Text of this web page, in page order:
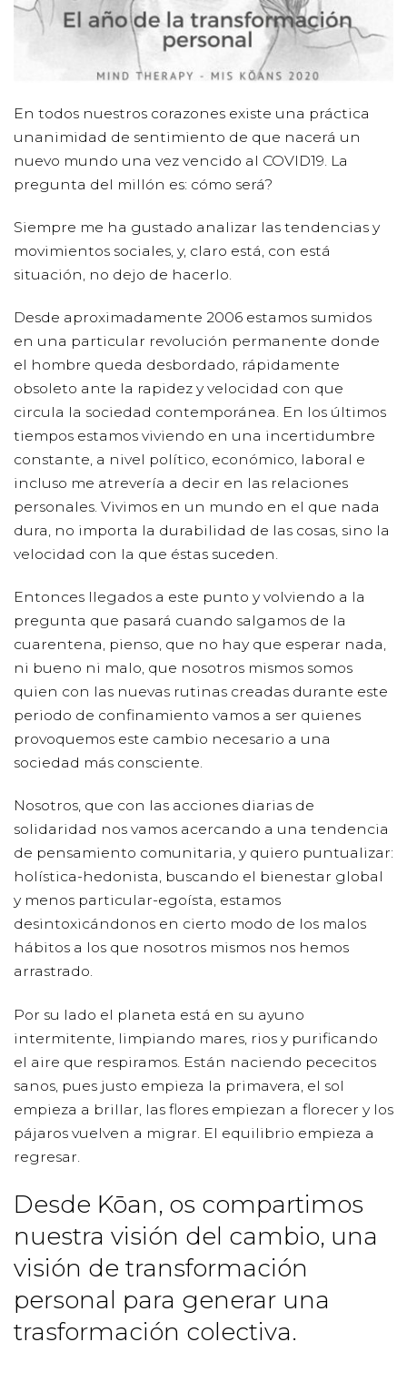
En todos nuestros corazones existe una práctica
unanimidad de sentimiento de que nacerá un
nuevo mundo una vez vencido al COVID19. La
pregunta del millón es: cómo será?
Siempre me ha gustado analizar las tendencias y
movimientos sociales, y, claro está, con está
situación, no dejo de hacerlo.
Desde aproximadamente 2006 estamos sumidos
en una particular revolución permanente donde
el hombre queda desbordado, rápidamente
obsoleto ante la rapidez y velocidad con que
circula la sociedad contemporánea. En los últimos
tiempos estamos viviendo en una incertidumbre
constante, a nivel político, económico, laboral e
incluso me atrevería a decir en las relaciones
personales. Vivimos en un mundo en el que nada
dura, no importa la durabilidad de las cosas, sino la
velocidad con la que éstas suceden.
Entonces llegados a este punto y volviendo a la
pregunta que pasará cuando salgamos de la
cuarentena, pienso, que no hay que esperar nada,
ni bueno ni malo, que nosotros mismos somos
quien con las nuevas rutinas creadas durante este
periodo de confinamiento vamos a ser quienes
provoquemos este cambio necesario a una
sociedad más consciente.
Nosotros, que con las acciones diarias de
solidaridad nos vamos acercando a una tendencia
de pensamiento comunitaria, y quiero puntualizar:
holística-hedonista, buscando el bienestar global
y menos particular-egoísta, estamos
desintoxicándonos en cierto modo de los malos
hábitos a los que nosotros mismos nos hemos
arrastrado.
Por su lado el planeta está en su ayuno
intermitente, limpiando mares, rios y purificando
el aire que respiramos. Están naciendo pececitos
sanos, pues justo empieza la primavera, el sol
empieza a brillar, las flores empiezan a florecer y los
pájaros vuelven a migrar. El equilibrio empieza a
regresar.
Desde Kōan, os compartimos
nuestra visión del cambio, una
visión de transformación
personal para generar una
trasformación colectiva.